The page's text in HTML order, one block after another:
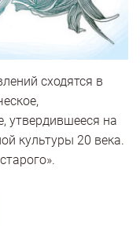
сходятся в
утвердившееся на
культуры 20 века.